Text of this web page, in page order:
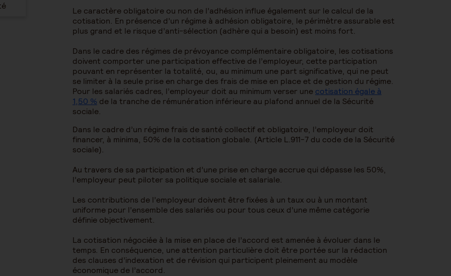
Le caractère obligatoire ou non de l’adhésion influe également sur le calcul de la
cotisation. En présence d’un régime à adhésion obligatoire, le périmètre assurable est
plus grand et le risque d’anti-sélection (adhère qui a besoin) est moins fort.
Dans le cadre des régimes de prévoyance complémentaire obligatoire, les cotisations
doivent comporter une participation effective de l’employeur, cette participation
pouvant en représenter la totalité, ou, au minimum une part significative, qui ne peut
se limiter à la seule prise en charge des frais de mise en place et de gestion du régime.
Pour les salariés cadres, l’employeur doit au minimum verser une cotisation égale à
1,50 % de la tranche de rémunération inférieure au plafond annuel de la Sécurité
sociale.
Dans le cadre d’un régime frais de santé collectif et obligatoire, l’employeur doit
financer, à minima, 50% de la cotisation globale. (Article L.911-7 du code de la Sécurité
sociale).
Au travers de sa participation et d’une prise en charge accrue qui dépasse les 50%,
l’employeur peut piloter sa politique sociale et salariale.
Les contributions de l’employeur doivent être fixées à un taux ou à un montant
uniforme pour l’ensemble des salariés ou pour tous ceux d’une même catégorie
définie objectivement.
La cotisation négociée à la mise en place de l’accord est amenée à évoluer dans le
temps. En conséquence, une attention particulière doit être portée sur la rédaction
des clauses d’indexation et de révision qui participent pleinement au modèle
économique de l’accord.